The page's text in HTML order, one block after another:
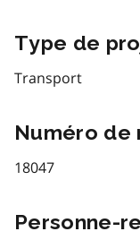
Type de
Transport
Numéro de
18047
Personne-